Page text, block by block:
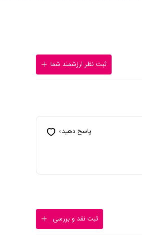
ثبت نظر ارزشمند شما
پاسخ دهید0
ثبت نقد و بررسی